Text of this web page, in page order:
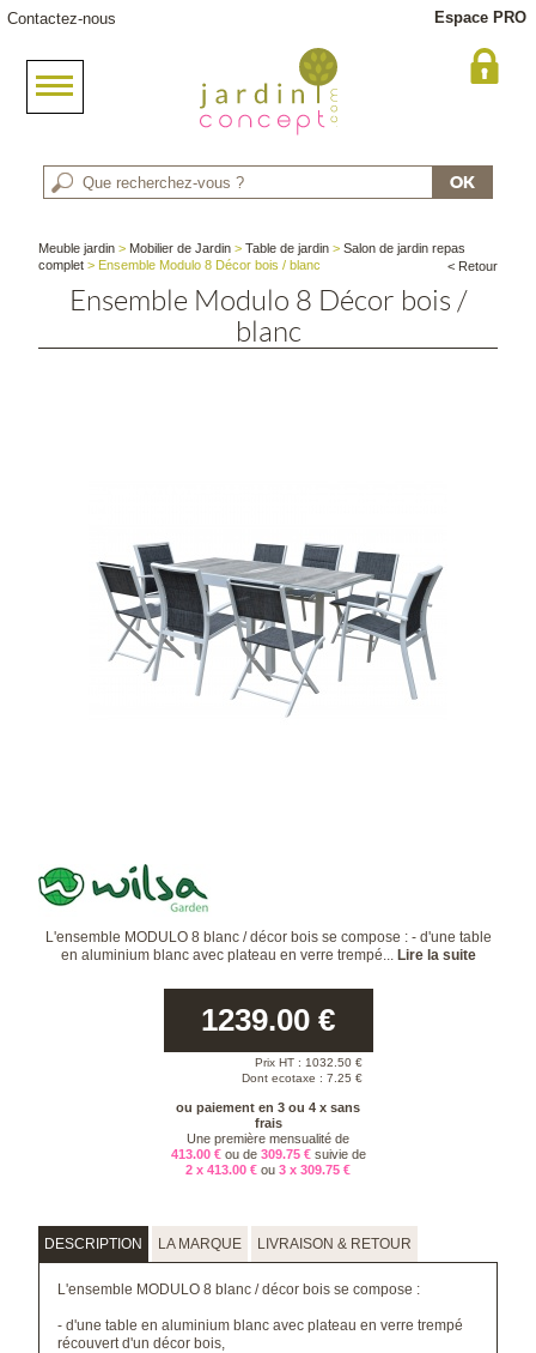
Contactez-nous Espace PRO
Meuble jardin > Mobilier de Jardin >Table de jardin >Salon de jardin repas
complet > Ensemble Modulo 8 Décor bois / blanc < Retour
Ensemble Modulo 8 Décor bois /
blanc
L'ensemble MODULO 8 blanc / décor bois se compose : - d'une table
en aluminium blanc avec plateau en verre trempé... Lire la suite
1239.00 €
Prix HT : 1032.50 €
Dont ecotaxe : 7.25 €
ou paiement en 3 ou 4 x sans
frais
Une première mensualité de
413.00 € ou de 309.75 € suivie de
2 x 413.00 € ou 3 x 309.75 €
DESCRIPTION LA MARQUE LIVRAISON & RETOUR
L'ensemble MODULO 8 blanc / décor bois se compose :
- d'une table en aluminium blanc avec plateau en verre trempé
récouvert d'un décor bois,